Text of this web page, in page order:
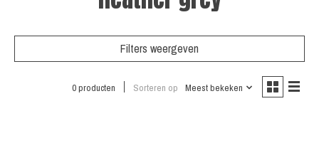
Filters weergeven
0 producten Sorteren op Meest bekeken